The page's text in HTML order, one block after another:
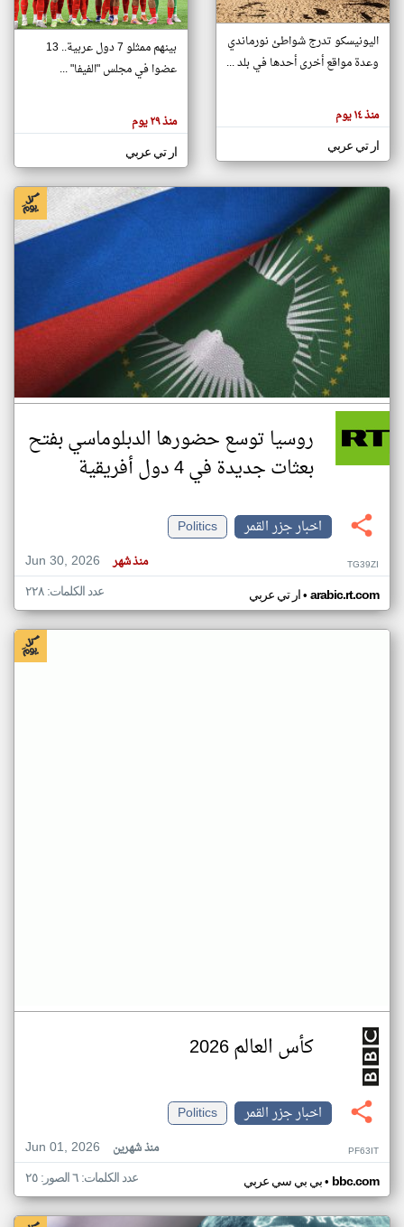
تغيير الدولة
اخبار جزر القمر على مدار الساعة
أهم اخبار جزر القمر العاجلة والمباشرة
هنا عن
وجهة
كاتبيها.
اليونيسكو تدرج شواطئ نورماندي
وعدة مواقع أخرى أحدها في بلد ...
منذ ١٤ يوم
ار تي عربي
بينهم ممثلو 7 دول عربية.. 13
عضوا في مجلس "الفيفا" ...
منذ ٢٩ يوم
ار تي عربي
روسيا توسع حضورها الدبلوماسي بفتح
بعثات جديدة في 4 دول أفريقية
اخبار جزر القمر
Politics
Jun 30, 2026
منذ شهر TG39ZI
ار تي عربي• arabic.rt.com عدد الكلمات: ٢٢٨
كأس العالم 2026
اخبار جزر القمر
Politics
Jun 01, 2026
منذ شهرين PF63IT
بي بي سي عربي• bbc.com عدد الكلمات: ٦ الصور: ٢٥
klyoum.com